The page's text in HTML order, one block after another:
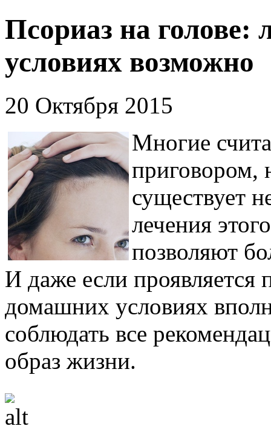
Псориаз на голове:
условиях возможно
20 Октября 2015
Многие
приговором,
существует
лечения
позволяют
И даже если проявляется
домашних условиях
соблюдать все
образ жизни.